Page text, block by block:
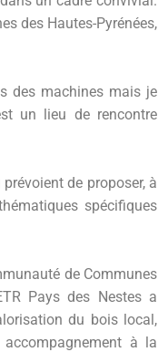
des Hautes-Pyrénées,
des machines mais je
un lieu de rencontre
de proposer, à
spécifiques
de Communes
Pays des Nestes a
du bois local,
à la